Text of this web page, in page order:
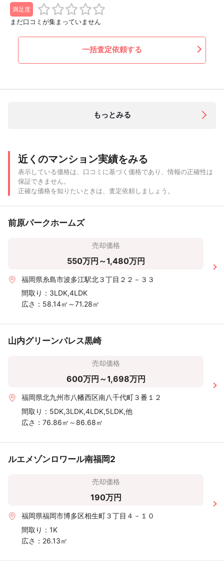
満足度
まだ口コミが集まっていません
一括査定依頼する
もっとみる
近くのマンション実績をみる
表示している価格は、口コミに基づく価格であり、情報の正確性は
保証できません。
正確な価格を知りたいときは、査定依頼しましょう。
前原パークホームズ
売却価格
550万円～1,480万円
福岡県糸島市波多江駅北３丁目２２－３３
間取り： 3LDK,4LDK
広さ： 58.14㎡～71.28㎡
山内グリーンパレス黒崎
売却価格
600万円～1,698万円
福岡県北九州市八幡西区南八千代町３番１２
間取り： 5DK,3LDK,4LDK,5LDK,他
広さ： 76.86㎡～86.68㎡
ルエメゾンロワール南福岡2
売却価格
190万円
福岡県福岡市博多区相生町３丁目４－１０
間取り： 1K
広さ： 26.13㎡